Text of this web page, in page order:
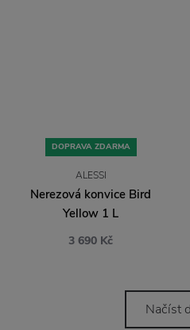
DOPRAVA ZDARMA
ALESSI
Nerezová konvice Bird
Yellow 1 L
3 690 Kč
Načíst